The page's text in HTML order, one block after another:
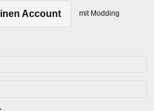
Account mit Modding